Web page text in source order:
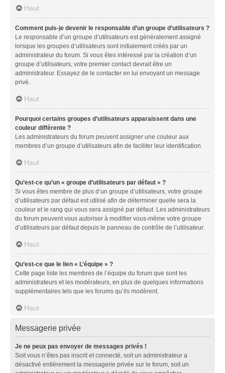
Haut
Comment puis-je devenir le responsable d’un groupe d’utilisateurs ?
Le responsable d’un groupe d’utilisateurs est généralement assigné
lorsque les groupes d’utilisateurs sont initialement créés par un
administrateur du forum. Si vous êtes intéressé par la création d’un
groupe d’utilisateurs, votre premier contact devrait être un
administrateur. Essayez de le contacter en lui envoyant un message
privé.
Haut
Pourquoi certains groupes d’utilisateurs apparaissent dans une
couleur différente ?
Les administrateurs du forum peuvent assigner une couleur aux
membres d’un groupe d’utilisateurs afin de faciliter leur identification.
Haut
Qu’est-ce qu’un « groupe d’utilisateurs par défaut » ?
Si vous êtes membre de plus d’un groupe d’utilisateurs, votre groupe
d’utilisateurs par défaut est utilisé afin de déterminer quelle sera la
couleur et le rang qui vous sera assigné par défaut. Les administrateurs
du forum peuvent vous autoriser à modifier vous-même votre groupe
d’utilisateurs par défaut depuis le panneau de contrôle de l’utilisateur.
Haut
Qu’est-ce que le lien « L’équipe » ?
Cette page liste les membres de l’équipe du forum que sont les
administrateurs et les modérateurs, en plus de quelques informations
supplémentaires tels que les forums qu’ils modèrent.
Haut
Messagerie privée
Je ne peux pas envoyer de messages privés !
Soit vous n’êtes pas inscrit et connecté, soit un administrateur a
désactivé entièrement la messagerie privée sur le forum, soit un